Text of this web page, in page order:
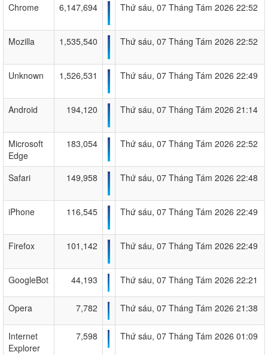
Chrome 6,147,694 Thứ sáu, 07 Tháng Tám 2026 22:52
Mozilla 1,535,540 Thứ sáu, 07 Tháng Tám 2026 22:52
Unknown 1,526,531 Thứ sáu, 07 Tháng Tám 2026 22:49
Android 194,120 Thứ sáu, 07 Tháng Tám 2026 21:14
Microsoft
Edge
183,054 Thứ sáu, 07 Tháng Tám 2026 22:52
Safari 149,958 Thứ sáu, 07 Tháng Tám 2026 22:48
iPhone 116,545 Thứ sáu, 07 Tháng Tám 2026 22:49
Firefox 101,142 Thứ sáu, 07 Tháng Tám 2026 22:49
GoogleBot 44,193 Thứ sáu, 07 Tháng Tám 2026 22:21
Opera 7,782 Thứ sáu, 07 Tháng Tám 2026 21:38
Internet
Explorer
7,598 Thứ sáu, 07 Tháng Tám 2026 01:09